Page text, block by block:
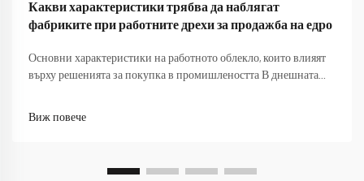
Какви характеристики трябва да наблягат
фабриките при работните дрехи за продажба на едро
Основни характеристики на работното облекло, които влияят
върху решенията за покупка в промишлеността В днешната
Виж повече